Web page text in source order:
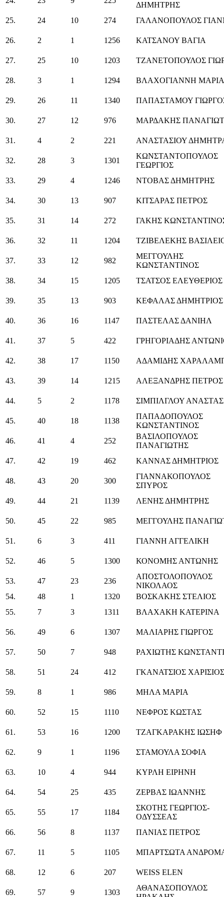
ΔΗΜΗΤΡΗΣ
25.
24 10 274 ΓΑΛΑΝΟΠΟΥΛΟΣ
26. 2 1 1256 ΚΑΤΣΑΝΟΥ ΒΑΓΙΑ
27. 25 10 1203 ΤΖΑΝΕΤΟΠΟΥΛΟΣ
28. 3 1 1294 ΒΛΑΧΟΓΙΑΝΝΗ
29. 26 11 1340 ΠΑΠΑΣΤΑΜΟΥ
30. 27 12 976 ΜΑΡΔΑΚΗΣ
31. 4 2 221 ΑΝΑΣΤΑΣΙΟΥ
32. 28 3 1301
ΚΩΝΣΤΑΝΤΟΠΟΥΛΟΣ
ΓΕΩΡΓΙΟΣ
33.
29 4 1246 ΝΤΟΒΑΣ ΔΗΜΗΤΡΗΣ
34. 30 13 907 ΚΙΤΣΑΡΑΣ ΠΕΤΡΟΣ
35. 31 14 272 ΓΑΚΗΣ
36. 32 11 1204 ΤΖΙΒΕΛΕΚΗΣ
37. 33 12 982
ΜΕΓΓΟΥΛΗΣ
ΚΩΝΣΤΑΝΤΙΝΟΣ
38.
34 15 1205 ΤΣΑΤΣΟΣ ΕΛΕΥΘΕΡΙΟΣ
39. 35 13 903 ΚΕΦΑΛΑΣ ΔΗΜΗΤΡΙΟΣ
40. 36 16 1147 ΠΑΣΤΕΛΑΣ ΔΑΝΙΗΛ
41. 37 5 422 ΓΡΗΓΟΡΙΑΔΗΣ
42. 38 17 1150 ΑΔΑΜΙΔΗΣ
43. 39 14 1215 ΑΛΕΞΑΝΔΡΗΣ ΠΕΤΡΟΣ
44. 5 2 1178 ΣΙΜΠΙΛΓΛΟΥ
45. 40 18 1138
ΠΑΠΑΔΟΠΟΥΛΟΣ
ΚΩΝΣΤΑΝΤΙΝΟΣ
46.
41 4 252
ΒΑΣΙΛΟΠΟΥΛΟΣ
ΠΑΝΑΓΙΩΤΗΣ
47.
42 19 462 ΚΑΝΝΑΣ ΔΗΜΗΤΡΙΟΣ
48. 43 20 300
ΓΙΑΝΝΑΚΟΠΟΥΛΟΣ
ΣΠΥΡΟΣ
49.
44 21 1139 ΛΕΝΗΣ ΔΗΜΗΤΡΗΣ
50. 45 22 985 ΜΕΓΓΟΥΛΗΣ
51. 6 3 411 ΓΙΑΝΝΗ ΑΓΓΕΛΙΚΗ
52. 46 5 1300 ΚΟΝΟΜΗΣ ΑΝΤΩΝΗΣ
53. 47 23 236
ΑΠΟΣΤΟΛΟΠΟΥΛΟΣ
ΝΙΚΟΛΑΟΣ
54.
48 1 1320
ΒΟΣΚΑΚΗΣ ΣΤΕΛΙΟΣ
55.
7 3 1311 ΒΛΑΧΑΚΗ ΚΑΤΕΡΙΝΑ
56. 49 6 1307 ΜΑΛΙΑΡΗΣ ΓΙΩΡΓΟΣ
57. 50 7 948 ΡΑΧΙΩΤΗΣ
58. 51 24 412 ΓΚΑΝΑΤΣΙΟΣ ΧΑΡΙΣΙΟΣ
59. 8 1 986 ΜΗΛΑ ΜΑΡΙΑ
60. 52 15 1110 ΝΕΦΡΟΣ ΚΩΣΤΑΣ
61. 53 16 1200 ΤΖΑΓΚΑΡΑΚΗΣ ΙΩΣΗΦ
62. 9 1 1196 ΣΤΑΜΟΥΛΑ ΣΟΦΙΑ
63. 10 4 944 ΚΥΡΛΗ ΕΙΡΗΝΗ
64. 54 25 435 ΖΕΡΒΑΣ ΙΩΑΝΝΗΣ
65. 55 17 1184
ΣΚΟΤΗΣ ΓΕΩΡΓΙΟΣ-
ΟΔΥΣΣΕΑΣ
66.
56 8 1137 ΠΑΝΙΑΣ ΠΕΤΡΟΣ
67. 11 5 1105 ΜΠΑΡΤΣΩΤΑ
68. 12 6 207 WEISS ELEN
69. 57 9 1303
ΑΘΑΝΑΣΟΠΟΥΛΟΣ